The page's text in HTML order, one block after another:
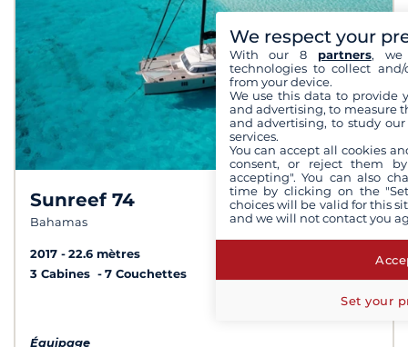
Sunreef 74
Bahamas
2017
22.6 mètres
3 Cabines
7 Couchettes
à partir de 43 271 €
Équipage
We respect your
With our 8 partners, we
technologies to collect
from your device.
We use this data to provide
and advertising, to measure
and advertising, to study
services.
You can accept all cookies
consent, or reject them
accepting". You can also
time by clicking on the
choices will be valid for this
and we will not contact you
Set your